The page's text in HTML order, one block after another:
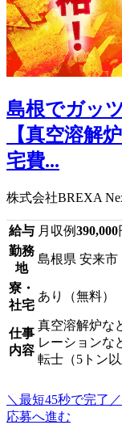
島根でガッ
【真空溶解
宅費...
株式会社BREXA
給与 月収例390,000
勤務
地
島根県 安来市
寮・
社宅
あり（無料）
仕事
内容
真空溶解炉な
レーションな
転士（5トン
＼最短45秒で完了／
応募へ進む